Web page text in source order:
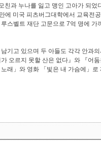
과 누나를 잃고 맹인 고아가 되었
에 미국 피츠버그대학에서 교육전
스벨트 재단 고문으로 7억 명에 가
기고 있으며 두 아들도 각각 안과
오르지 못할 산은 없다』와 『어
래」와 영화 「빛은 내 가슴에」